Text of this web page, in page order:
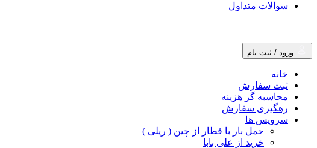
سوالات متداول
خانه
ثبت سفارش
محاسبه گر هزینه
رهگیری سفارش
سرویس ها
حمل بار با قطار از چین ( ریلی )
خرید از علی بابا